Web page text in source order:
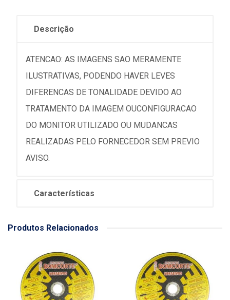
Descrição
ATENCAO: AS IMAGENS SAO MERAMENTE
ILUSTRATIVAS, PODENDO HAVER LEVES
DIFERENCAS DE TONALIDADE DEVIDO AO
TRATAMENTO DA IMAGEM OUCONFIGURACAO
DO MONITOR UTILIZADO OU MUDANCAS
REALIZADAS PELO FORNECEDOR SEM PREVIO
AVISO.
Características
Produtos Relacionados